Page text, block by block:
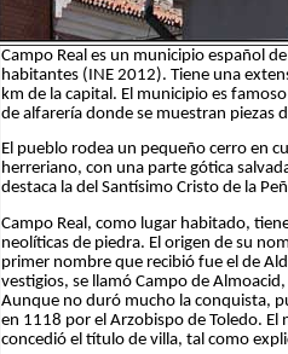
Campo Real es un municipio español
habitantes (INE 2012). Tiene una
km de la capital. El municipio es
de alfarería donde se muestran piezas
El pueblo rodea un pequeño cerro en
herreriano, con una parte gótica
destaca la del Santísimo Cristo de la
Campo Real, como lugar habitado,
neolíticas de piedra. El origen de su
primer nombre que recibió fue el de
vestigios, se llamó Campo de
Aunque no duró mucho la conquista,
en 1118 por el Arzobispo de Toledo.
concedió el título de villa, tal como